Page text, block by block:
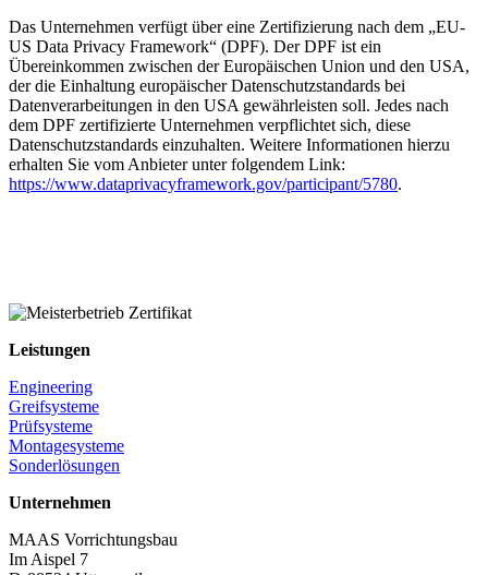
Das Unternehmen verfügt über eine Zertifizierung nach dem „EU-
US Data Privacy Framework“ (DPF). Der DPF ist ein
Übereinkommen zwischen der Europäischen Union und den USA,
der die Einhaltung europäischer Datenschutzstandards bei
Datenverarbeitungen in den USA gewährleisten soll. Jedes nach
dem DPF zertifizierte Unternehmen verpflichtet sich, diese
Datenschutzstandards einzuhalten. Weitere Informationen hierzu
erhalten Sie vom Anbieter unter folgendem Link:
https://www.dataprivacyframework.gov/participant/5780.
Leistungen
Engineering
Greifsysteme
Prüfsysteme
Montagesysteme
Sonderlösungen
Unternehmen
MAAS Vorrichtungsbau
Im Aispel 7